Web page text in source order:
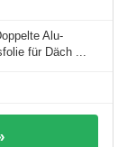
Alu-
für Däch ...